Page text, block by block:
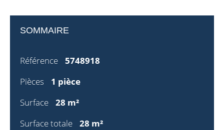
SOMMAIRE
Référence
5748918
Pièces
1 pièce
Surface
28 m²
Surface totale
28 m²